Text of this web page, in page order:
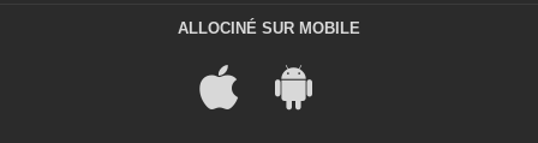
ALLOCINÉ SUR MOBILE